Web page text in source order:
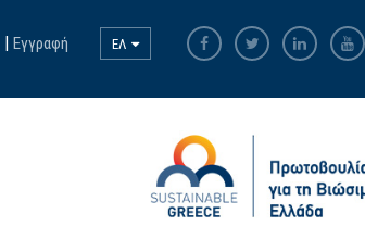
Ο Κώδικας
Συμμετοχή
| Εγγραφή ΕΛ